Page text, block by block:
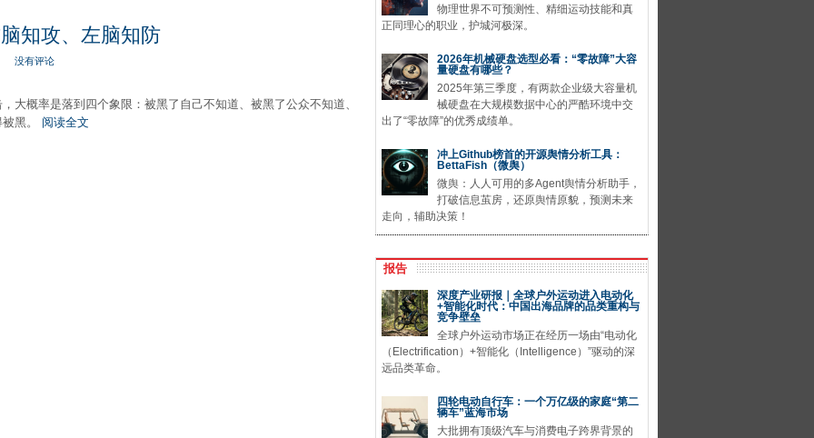
知攻、左脑知防
没有评论
大概率是落到四个象限：被黑了自己不知道、被黑了公众不知道、
黑。 阅读全文
物理世界不可预测性、精细运动技能和真
正同理心的职业，护城河极深。
2026年机械硬盘选型必看：“零故障”大容
量硬盘有哪些？
2025年第三季度，有两款企业级大容量机
械硬盘在大规模数据中心的严酷环境中交
出了“零故障”的优秀成绩单。
冲上Github榜首的开源舆情分析工具：
BettaFish（微舆）
微舆：人人可用的多Agent舆情分析助手，
打破信息茧房，还原舆情原貌，预测未来
走向，辅助决策！
报告
深度产业研报｜全球户外运动进入电动化
+智能化时代：中国出海品牌的品类重构与
竞争壁垒
全球户外运动市场正在经历一场由“电动化
（Electrification）+智能化（Intelligence）”驱动的深
远品类革命。
四轮电动自行车：一个万亿级的家庭“第二
辆车”蓝海市场
大批拥有顶级汽车与消费电子跨界背景的